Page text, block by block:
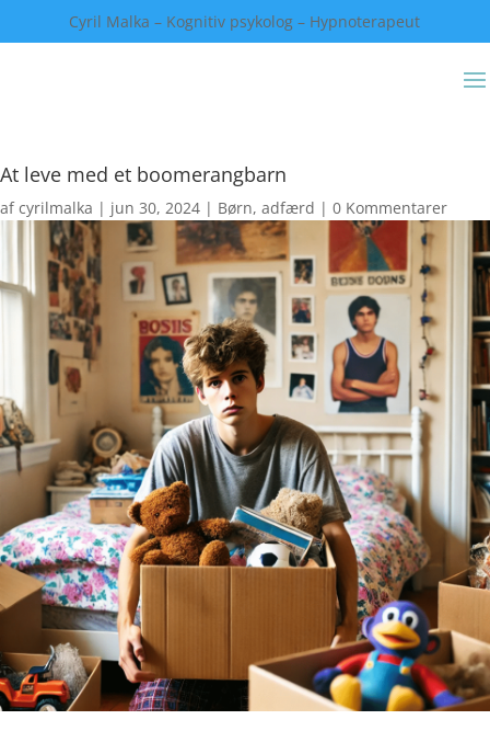
Cyril Malka – Kognitiv psykolog – Hypnoterapeut
At leve med et boomerangbarn
afcyrilmalka | jun 30, 2024 | Børn, adfærd | 0 Kommentarer